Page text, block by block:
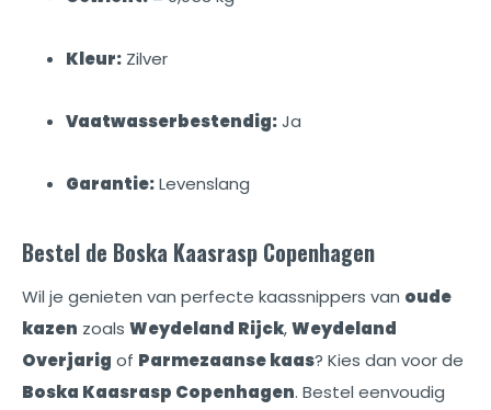
Kleur: Zilver
Vaatwasserbestendig:Ja
Garantie:Levenslang
Bestel de Boska Kaasrasp Copenhagen
Wil je genieten van perfecte kaassnippers van oude
kazen zoals Weydeland Rijck,Weydeland
Overjarig of Parmezaanse kaas? Kies dan voor de
Boska Kaasrasp Copenhagen. Bestel eenvoudig